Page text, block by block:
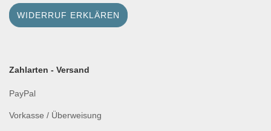
WIDERRUF ERKLÄREN
Zahlarten - Versand
PayPal
Vorkasse / Überweisung